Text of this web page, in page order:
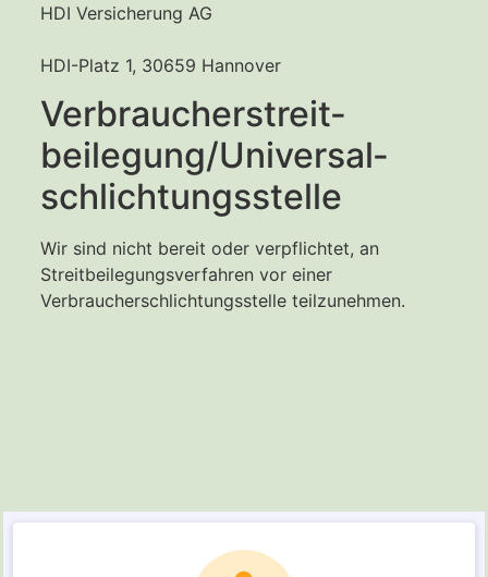
HDI Versicherung AG
HDI-Platz 1, 30659 Hannover
Verbraucher­streit­
beilegung/Universal­
schlichtungs­stelle
Wir sind nicht bereit oder verpflichtet, an
Streitbeilegungsverfahren vor einer
Verbraucherschlichtungsstelle teilzunehmen.